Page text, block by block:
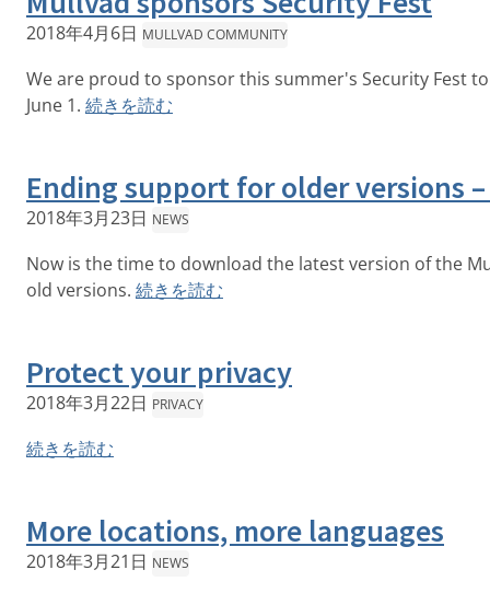
2018年4月6日 MULLVAD COMMUNITY
We are proud to sponsor this summer's Security Fest
June 1. 続きを読む
Ending support for older versions
2018年3月23日 NEWS
Now is the time to download the latest version of the
old versions. 続きを読む
Protect your privacy
2018年3月22日 PRIVACY
続きを読む
More locations, more languages
2018年3月21日 NEWS